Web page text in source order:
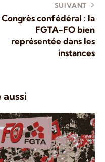
SUIVANT
Congrès confédéral : la
FGTA-FO bien
représentée dans les
instances